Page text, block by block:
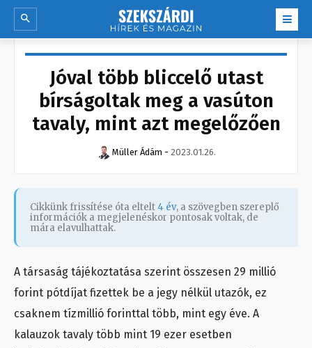
Jóval több bliccelő utast
bírságoltak meg a vasúton
tavaly, mint azt megelőzően
Müller Ádám - 2023.01.26.
Cikkünk frissítése óta eltelt4 év, a szövegben szereplő
információk a megjelenéskor pontosak voltak, de
mára elavulhattak.
A társaság tájékoztatása szerint összesen 29 millió
forint pótdíjat fizettek be a jegy nélkül utazók, ez
csaknem tízmillió forinttal több, mint egy éve. A
kalauzok tavaly több mint 19 ezer esetben